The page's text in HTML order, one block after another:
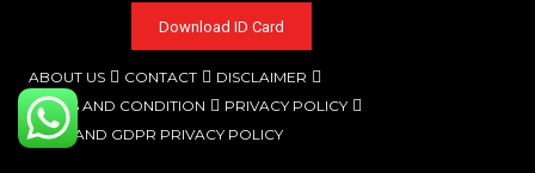
Download ID Card
ABOUT US CONTACT
DISCLAIMER
TERMS AND CONDITION
PRIVACY POLICY
CCPA AND GDPR PRIVACY POLICY